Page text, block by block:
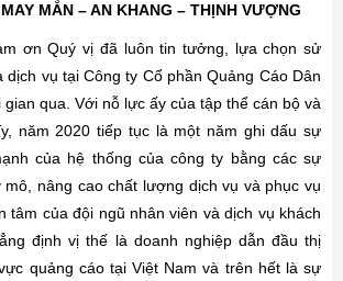
MẮN – AN KHANG – THỊNH VƯỢNG
ơn Quý vị đã luôn tin tưởng, lựa chọn sử
dịch vụ tại Công ty Cổ phần Quảng Cáo Dân
qua. Với nỗ lực ấy của tập thể cán bộ và
năm 2020 tiếp tục là một năm ghi dấu sự
của hệ thống của công ty bằng các sự
mô, nâng cao chất lượng dịch vụ và phục vụ
tâm của đội ngũ nhân viên và dịch vụ khách
định vị thế là doanh nghiệp dẫn đầu thị
quảng cáo tại Việt Nam và trên hết là sự